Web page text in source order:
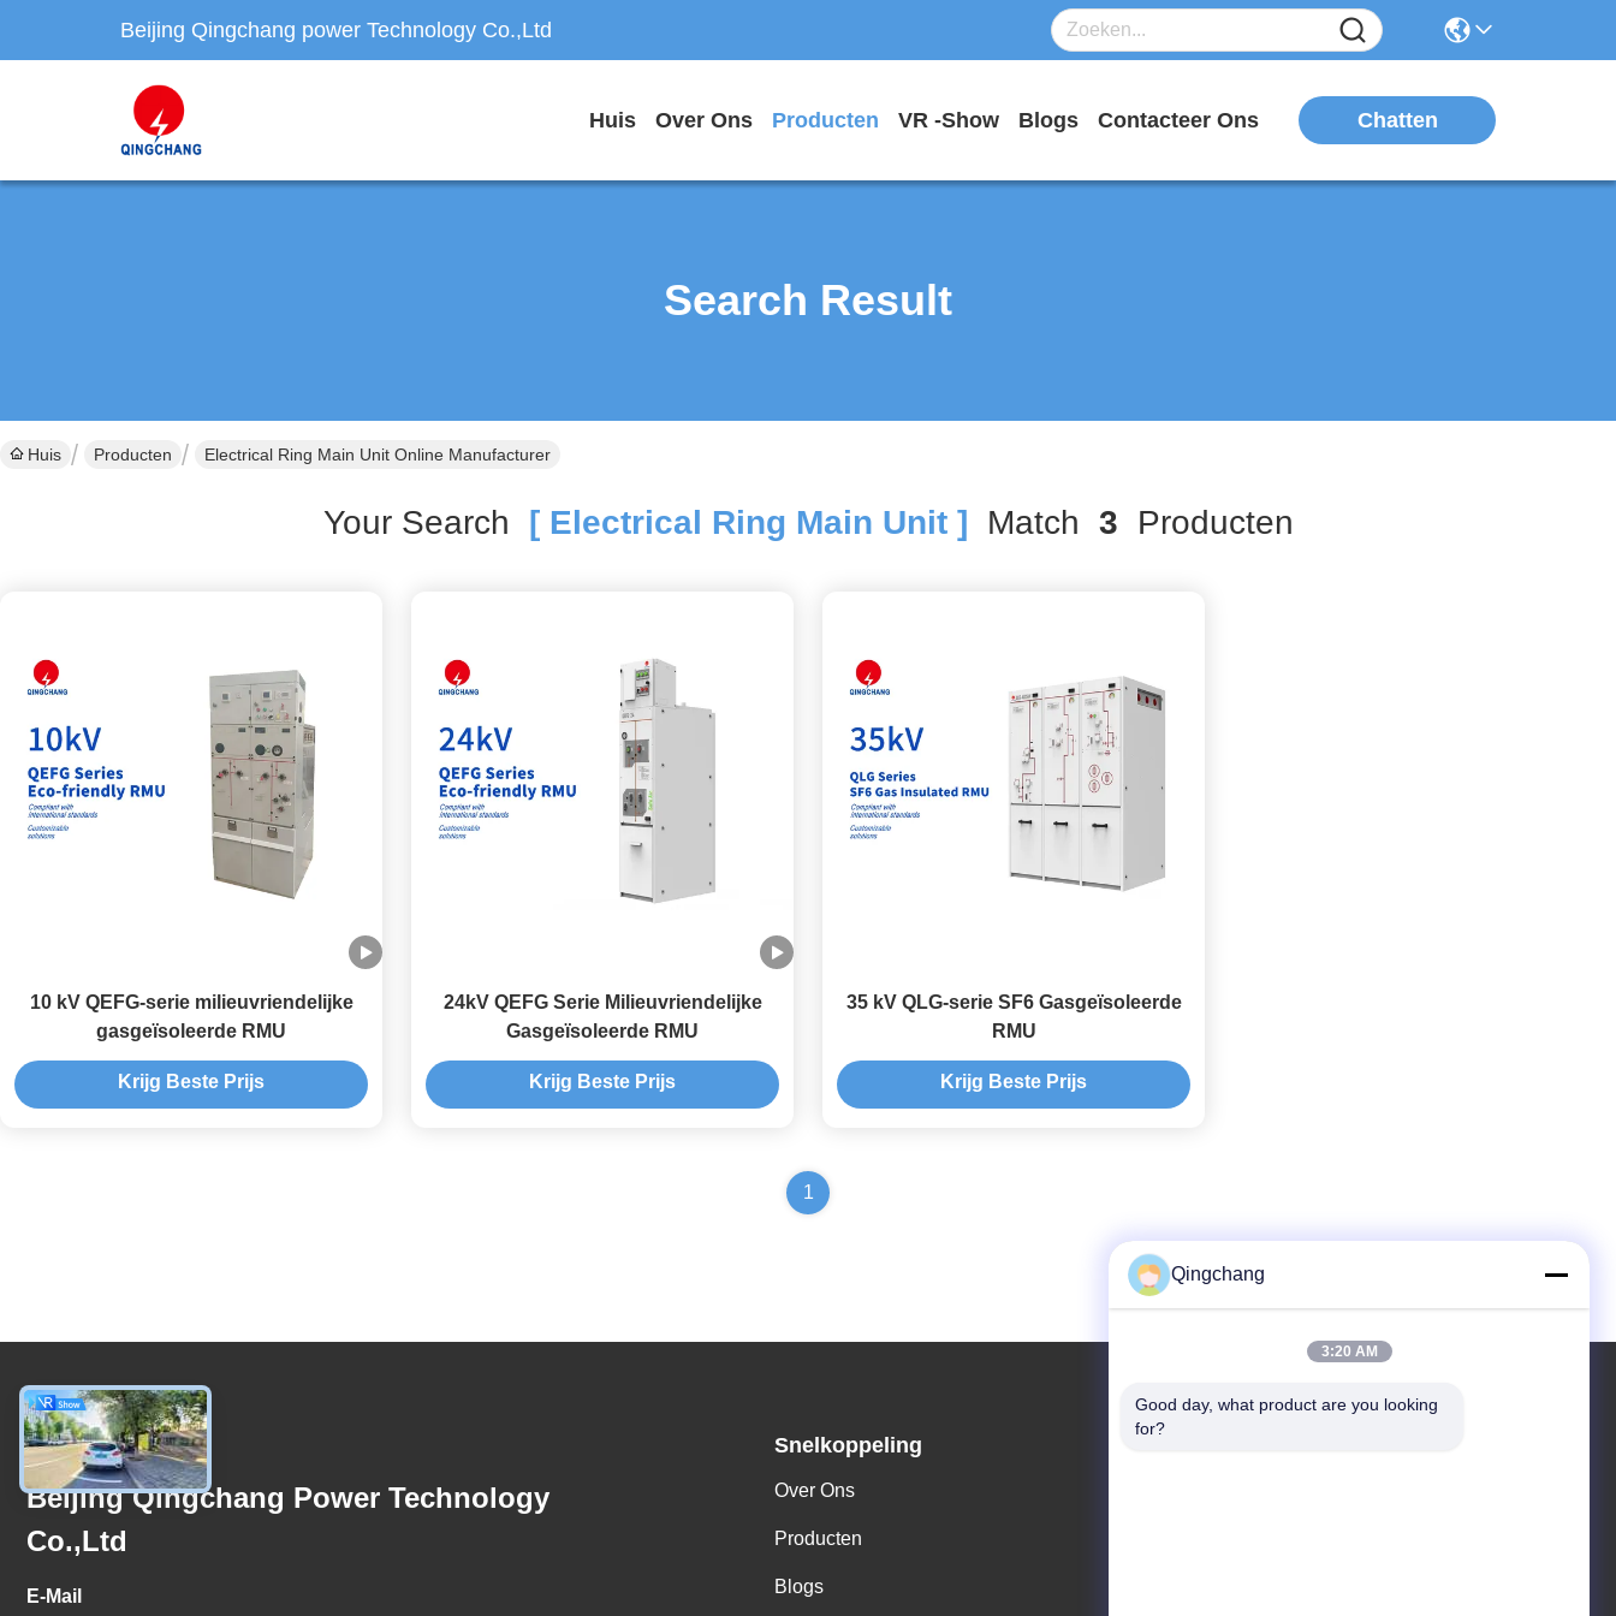
Beijing Qingchang power Technology Co.,Ltd
Huis Over Ons Producten VR -show Blogs Contacteer Ons Chatten
Search Result
Huis Producten Electrical Ring Main Unit Online Manufacturer
Your Search [ Electrical Ring Main Unit ] Match 3 Producten
10 kV QEFG-serie milieuvriendelijke
gasgeïsoleerde RMU
Krijg Beste Prijs
24kV QEFG Serie Milieuvriendelijke
Gasgeïsoleerde RMU
Krijg Beste Prijs
35 kV QLG-serie SF6 Gasgeïsoleerde
RMU
Krijg Beste Prijs
1
Contacteer Ons
Beijing Qingchang Power Technology
Co.,Ltd
E-Mail
Snelkoppeling
Over Ons
Producten
Blogs
Qingchang
3:20 AM
Good day, what product are you looking
for?